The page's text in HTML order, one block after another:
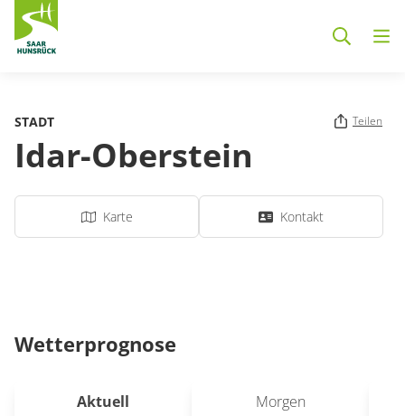
STADT Teilen
Idar-Oberstein
Karte Kontakt
Wetterprognose
Aktuell Morgen